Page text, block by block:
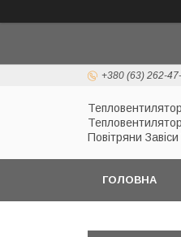
+380 (63) 262-
Повітряни
ГОЛОВНА